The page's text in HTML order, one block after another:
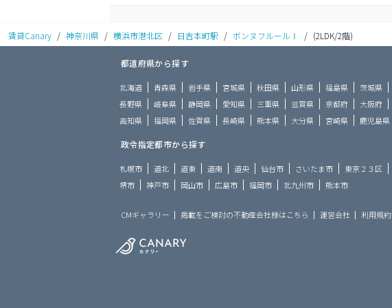
賃貸Canary / 神奈川県 / 横浜市港北区 / 日吉本町駅 / ボンヌフルールⅠ / (2LDK/2階)
都道府県から探す
北海道 青森県 岩手県 宮城県 秋田県 山形県 福島県 茨城県
長野県
岐阜県 静岡県 愛知県 三重県 滋賀県 京都府 大阪府
高知県
福岡県 佐賀県 長崎県 熊本県 大分県 宮崎県 鹿児島県
政令指定都市から探す
札幌市 道北 道東 道南 道央 仙台市 さいたま市 東京２３区
堺市
神戸市 岡山市 広島市 福岡市 北九州市 熊本市
CMギャラリー 掲載をご検討の不動産会社様はこちら 運営会社 利用規約